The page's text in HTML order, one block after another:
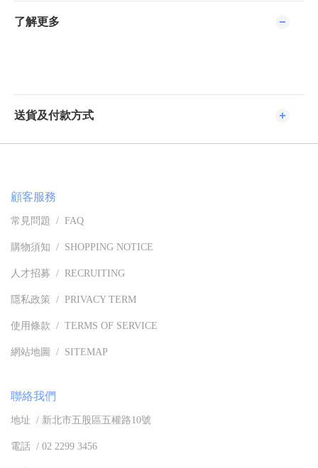
了解更多
送貨及付款方式
顧客服務
常見問題 / FAQ
購物須知 / SHOPPING NOTICE
人才招募 / RECRUITING
隱私政策 / PRIVACY TERM
使用條款 / TERMS OF SERVICE
網站地圖 / SITEMAP
聯絡我們
地址 / 新北市五股區五權路10號
電話 / 02 2299 3456